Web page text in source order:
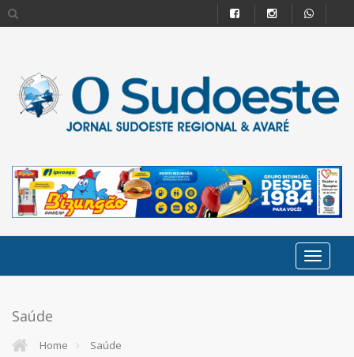
Saúde
Home Saúde